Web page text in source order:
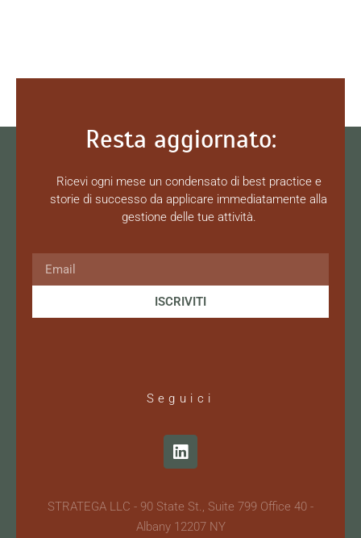
Resta aggiornato:
Ricevi ogni mese un condensato di best practice e
storie di successo da applicare immediatamente alla
gestione delle tue attività.
ISCRIVITI
Seguici
STRATEGA LLC - 90 State St., Suite 799 Office 40 -
Albany 12207 NY